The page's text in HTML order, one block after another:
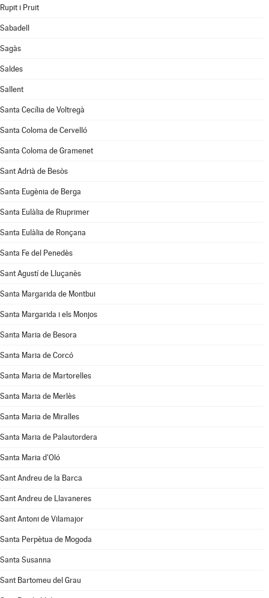
Rupit i Pruit
Sabadell
Sagàs
Saldes
Sallent
Santa Cecília de Voltregà
Santa Coloma de Cervelló
Santa Coloma de Gramenet
Sant Adrià de Besòs
Santa Eugènia de Berga
Santa Eulàlia de Riuprimer
Santa Eulàlia de Ronçana
Santa Fe del Penedès
Sant Agustí de Lluçanès
Santa Margarida de Montbui
Santa Margarida i els Monjos
Santa Maria de Besora
Santa Maria de Corcó
Santa Maria de Martorelles
Santa Maria de Merlès
Santa Maria de Miralles
Santa Maria de Palautordera
Santa Maria d'Oló
Sant Andreu de la Barca
Sant Andreu de Llavaneres
Sant Antoni de Vilamajor
Santa Perpètua de Mogoda
Santa Susanna
Sant Bartomeu del Grau